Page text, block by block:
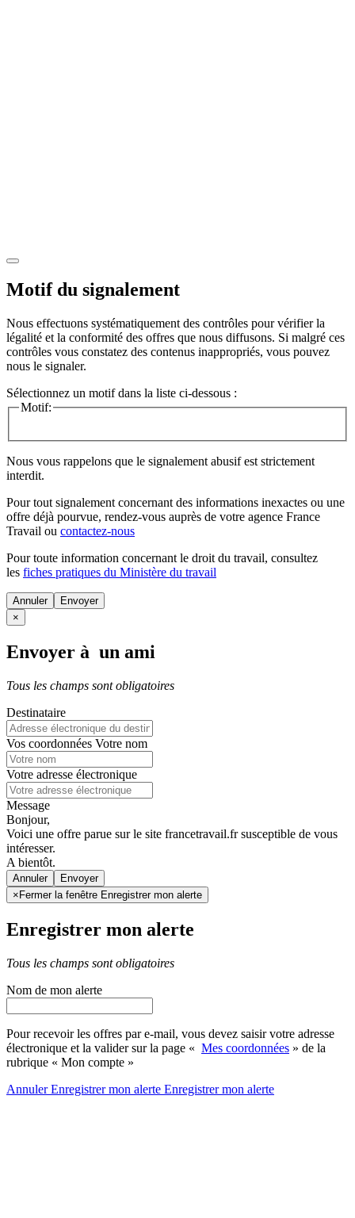
Motif du signalement
Nous effectuons systématiquement des contrôles pour vérifier la
légalité et la conformité des offres que nous diffusons. Si malgré ces
contrôles vous constatez des contenus inappropriés, vous pouvez
nous le signaler.
Sélectionnez un motif dans la liste ci-dessous :
Motif:
Nous vous rappelons que le signalement abusif est strictement
interdit.
Pour tout signalement concernant des informations inexactes ou une
offre déjà pourvue, rendez-vous auprès de votre agence France
Travail ou contactez-nous
Pour toute information concernant le droit du travail, consultez
les fiches pratiques du Ministère du travail
Annuler
×
Envoyer à un ami
Tous les champs sont obligatoires
Destinataire
Vos coordonnées Votre nom
Votre adresse électronique
Message
Bonjour,
Voici une offre parue sur le site francetravail.fr susceptible de vous
intéresser.
A bientôt.
Annuler
× Fermer la fenêtre Enregistrer mon alerte
Enregistrer mon alerte
Tous les champs sont obligatoires
Nom de mon alerte
Pour recevoir les offres par e-mail, vous devez saisir votre adresse
électronique et la valider sur la page « Mes coordonnées » de la
rubrique « Mon compte »
AnnulerEnregistrer mon alerte Enregistrermon alerte